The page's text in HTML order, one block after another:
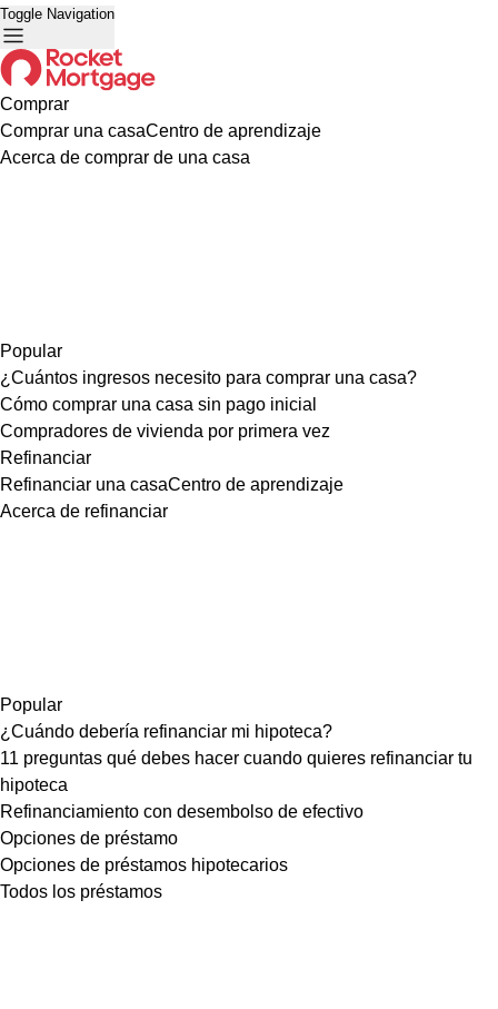
Toggle Navigation
Comprar
Comprar una casaCentro de aprendizaje
Acerca de comprar de una casa
Popular
¿Cuántos ingresos necesito para comprar una casa?
Cómo comprar una casa sin pago inicial
Compradores de vivienda por primera vez
Refinanciar
Refinanciar una casaCentro de aprendizaje
Acerca de refinanciar
Popular
¿Cuándo debería refinanciar mi hipoteca?
11 preguntas qué debes hacer cuando quieres refinanciar tu
hipoteca
Refinanciamiento con desembolso de efectivo
Opciones de préstamo
Opciones de préstamos hipotecarios
Todos los préstamos